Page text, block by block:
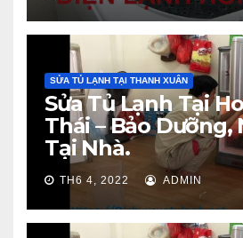
SỬA TỦ LẠNH TẠI THANH XUÂN
Sửa Tủ Lạnh Tại
Thái – Bảo Dưỡng,
Tại Nhà.
TH6 4, 2022 ADMIN